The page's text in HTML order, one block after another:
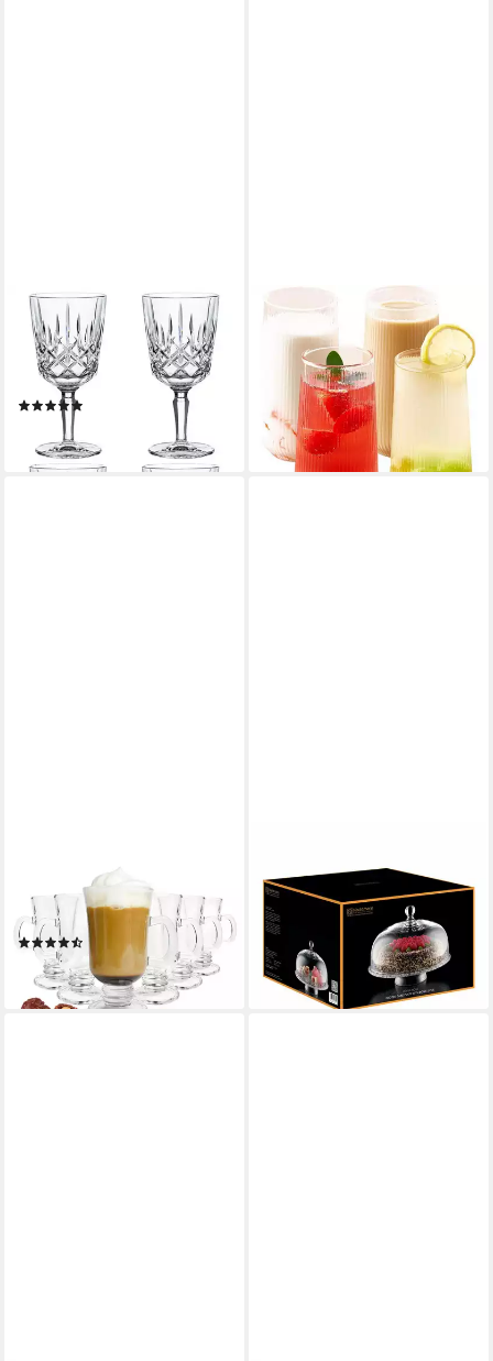
NACHTMANN
Weinglas NOBLESSE, 4er Set,
Transparent, 355 ml, 4-tlg.,
Glas, Made in Germany
ab 24,90 €
leider ausverkauft
LUXUSKOLLEKTION
Latte-Macchiato-Glas Latte
Macchiato Gläser Cappuccino
Kaffeegläser 400ml 2er Set
50,95 €
lieferbar - in 6-7 Werktagen bei dir
Latte-Macchiato-Glas 6 Irish
Coffee Gläser mit Henkel
Kaffeegläser, 6-tlg., Glas
(19)
20,99 €
lieferbar - in 2-3 Werktagen bei dir
Tortenplatte Bossa Nova mit
Haube Ø 32 cm, Glas
ab 99,37 €
UVP 130,00 €
-24%
leider ausverkauft